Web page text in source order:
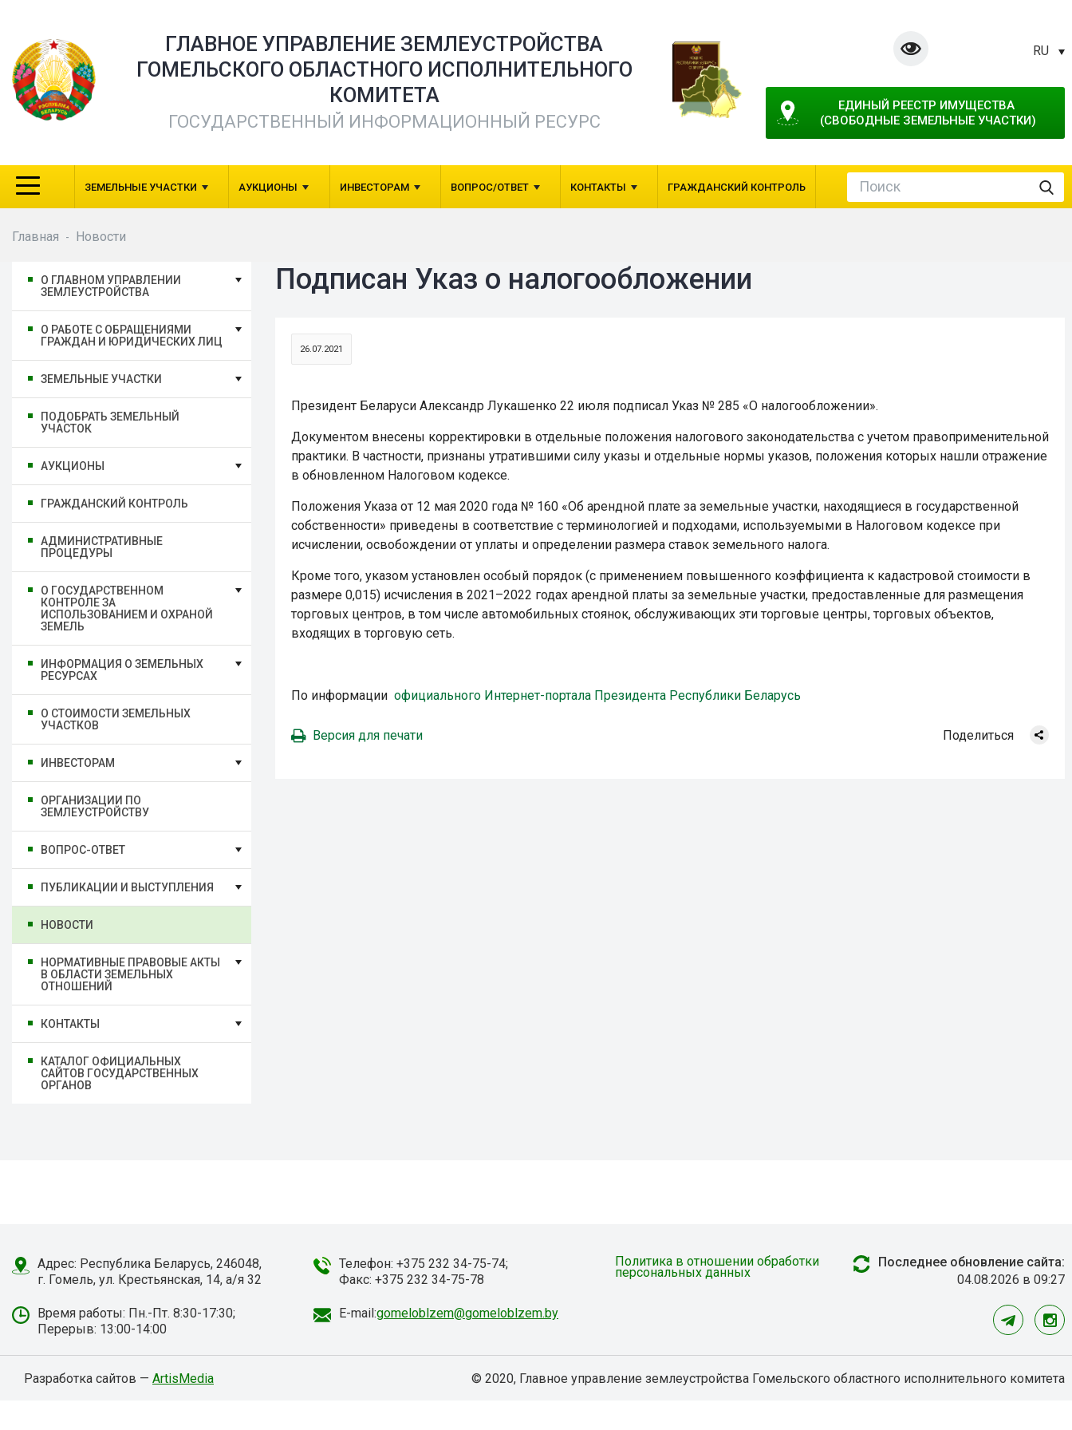
ГЛАВНОЕ УПРАВЛЕНИЕ ЗЕМЛЕУСТРОЙСТВА
ГОМЕЛЬСКОГО ОБЛАСТНОГО ИСПОЛНИТЕЛЬНОГО
КОМИТЕТА
ГОСУДАРСТВЕННЫЙ ИНФОРМАЦИОННЫЙ РЕСУРС
RU
ЕДИНЫЙ РЕЕСТР ИМУЩЕСТВА
(СВОБОДНЫЕ ЗЕМЕЛЬНЫЕ УЧАСТКИ)
ЗЕМЕЛЬНЫЕ УЧАСТКИ АУКЦИОНЫ ИНВЕСТОРАМ ВОПРОС/ОТВЕТ КОНТАКТЫ ГРАЖДАНСКИЙ КОНТРОЛЬ
Главная - Новости
О ГЛАВНОМ УПРАВЛЕНИИ
ЗЕМЛЕУСТРОЙСТВА
О РАБОТЕ С ОБРАЩЕНИЯМИ
ГРАЖДАН И ЮРИДИЧЕСКИХ ЛИЦ
ЗЕМЕЛЬНЫЕ УЧАСТКИ
ПОДОБРАТЬ ЗЕМЕЛЬНЫЙ
УЧАСТОК
АУКЦИОНЫ
ГРАЖДАНСКИЙ КОНТРОЛЬ
АДМИНИСТРАТИВНЫЕ
ПРОЦЕДУРЫ
О ГОСУДАРСТВЕННОМ
КОНТРОЛЕ ЗА
ИСПОЛЬЗОВАНИЕМ И ОХРАНОЙ
ЗЕМЕЛЬ
ИНФОРМАЦИЯ О ЗЕМЕЛЬНЫХ
РЕСУРСАХ
О СТОИМОСТИ ЗЕМЕЛЬНЫХ
УЧАСТКОВ
ИНВЕСТОРАМ
ОРГАНИЗАЦИИ ПО
ЗЕМЛЕУСТРОЙСТВУ
ВОПРОС-ОТВЕТ
ПУБЛИКАЦИИ И ВЫСТУПЛЕНИЯ
НОВОСТИ
НОРМАТИВНЫЕ ПРАВОВЫЕ АКТЫ
В ОБЛАСТИ ЗЕМЕЛЬНЫХ
ОТНОШЕНИЙ
КОНТАКТЫ
КАТАЛОГ ОФИЦИАЛЬНЫХ
САЙТОВ ГОСУДАРСТВЕННЫХ
ОРГАНОВ
Подписан Указ о налогообложении
26.07.2021
Президент Беларуси Александр Лукашенко 22 июля подписал Указ № 285 «О налогообложении».
Документом внесены корректировки в отдельные положения налогового законодательства с учетом правоприменительной
практики. В частности, признаны утратившими силу указы и отдельные нормы указов, положения которых нашли отражение
в обновленном Налоговом кодексе.
Положения Указа от 12 мая 2020 года № 160 «Об арендной плате за земельные участки, находящиеся в государственной
собственности» приведены в соответствие с терминологией и подходами, используемыми в Налоговом кодексе при
исчислении, освобождении от уплаты и определении размера ставок земельного налога.
Кроме того, указом установлен особый порядок (с применением повышенного коэффициента к кадастровой стоимости в
размере 0,015) исчисления в 2021–2022 годах арендной платы за земельные участки, предоставленные для размещения
торговых центров, в том числе автомобильных стоянок, обслуживающих эти торговые центры, торговых объектов,
входящих в торговую сеть.
По информации официального Интернет-портала Президента Республики Беларусь
Версия для печати Поделиться
Адрес: Республика Беларусь, 246048,
г. Гомель, ул. Крестьянская, 14, а/я 32
Время работы: Пн.-Пт. 8:30-17:30;
Перерыв: 13:00-14:00
Телефон: +375 232 34-75-74;
Факс: +375 232 34-75-78
E-mail:gomeloblzem@gomeloblzem.by
Политика в отношении обработки
персональных данных
Последнее обновление сайта:
04.08.2026 в 09:27
Разработка сайтов — ArtisMedia © 2020, Главное управление землеустройства Гомельского областного исполнительного комитета